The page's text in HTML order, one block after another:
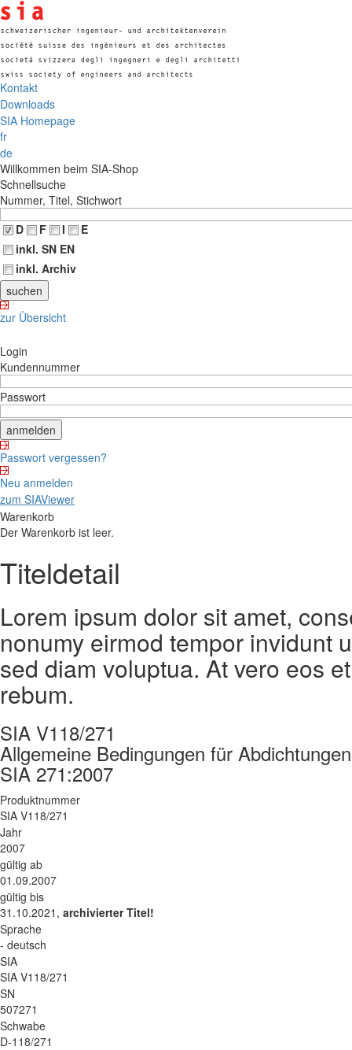
Kontakt
Downloads
SIA Homepage
fr
de
Willkommen beim SIA-Shop
Schnellsuche
Nummer, Titel, Stichwort
D
F I
E
inkl. SN EN
inkl. Archiv
zur Übersicht
Login
Kundennummer
Passwort
Passwort vergessen?
Neu anmelden
zum SIAViewer
Warenkorb
Der Warenkorb ist leer.
Titeldetail
Lorem ipsum dolor sit amet,
nonumy eirmod tempor invidunt
sed diam voluptua. At vero eos
rebum.
SIA V118/271
Allgemeine Bedingungen für
SIA 271:2007
Produktnummer
SIA V118/271
Jahr
2007
gültig ab
01.09.2007
gültig bis
31.10.2021, archivierter Titel!
Sprache
- deutsch
SIA
SIA V118/271
SN
507271
Schwabe
D-118/271